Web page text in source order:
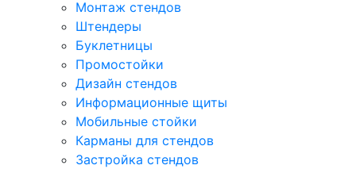
Монтаж стендов
Штендеры
Буклетницы
Промостойки
Дизайн стендов
Информационные щиты
Мобильные стойки
Карманы для стендов
Застройка стендов